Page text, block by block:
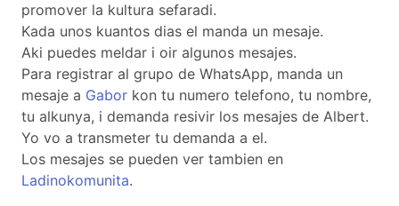
promover la kultura sefaradi.
Kada unos kuantos dias el manda un mesaje.
Aki puedes meldar i oir algunos mesajes.
Para registrar al grupo de WhatsApp, manda un
mesaje a Gabor kon tu numero telefono, tu nombre,
tu alkunya, i demanda resivir los mesajes de Albert.
Yo vo a transmeter tu demanda a el.
Los mesajes se pueden ver tambien en
Ladinokomunita.